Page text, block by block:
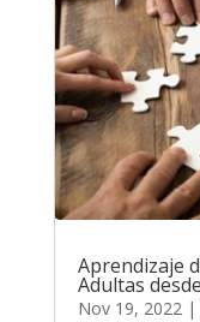
Aprendizaje
Adultas
Nov 19, 2022|